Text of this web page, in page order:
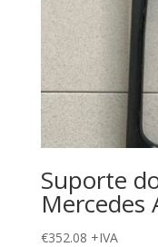
Suporte
Mercedes
€352.08 +IVA